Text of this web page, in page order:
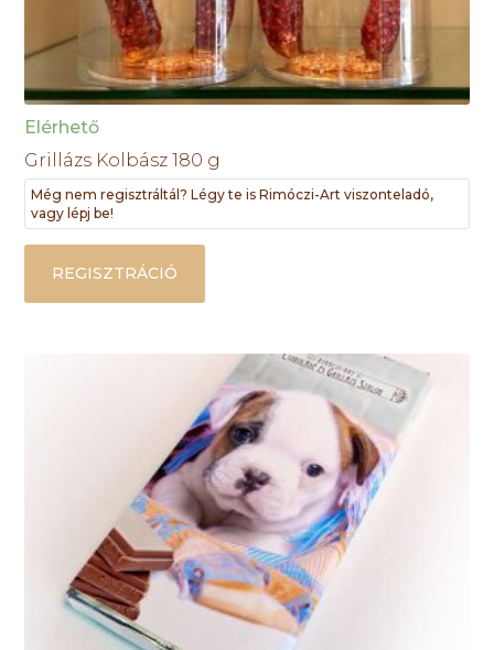
Elérhető
Grillázs Kolbász 180 g
Még nem regisztráltál? Légy te is Rimóczi-Art viszonteladó,
vagy lépj be!
REGISZTRÁCIÓ